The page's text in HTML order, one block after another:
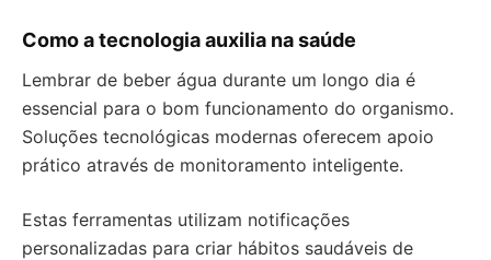
Como a tecnologia auxilia na saúde
Lembrar de beber água durante um longo dia é
essencial para o bom funcionamento do organismo.
Soluções tecnológicas modernas oferecem apoio
prático através de monitoramento inteligente.
Estas ferramentas utilizam notificações
personalizadas para criar hábitos saudáveis de